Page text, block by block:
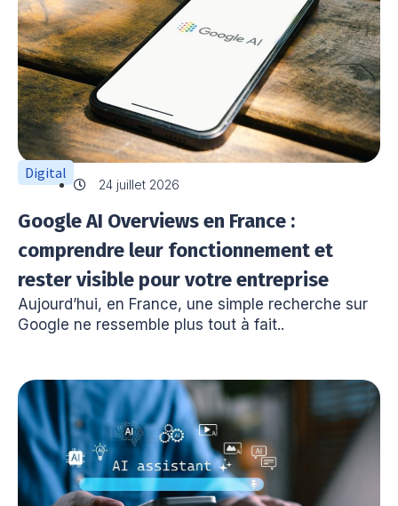
Digital
24 juillet 2026
Google AI Overviews en France :
comprendre leur fonctionnement et
rester visible pour votre entreprise
Aujourd’hui, en France, une simple recherche sur
Google ne ressemble plus tout à fait..